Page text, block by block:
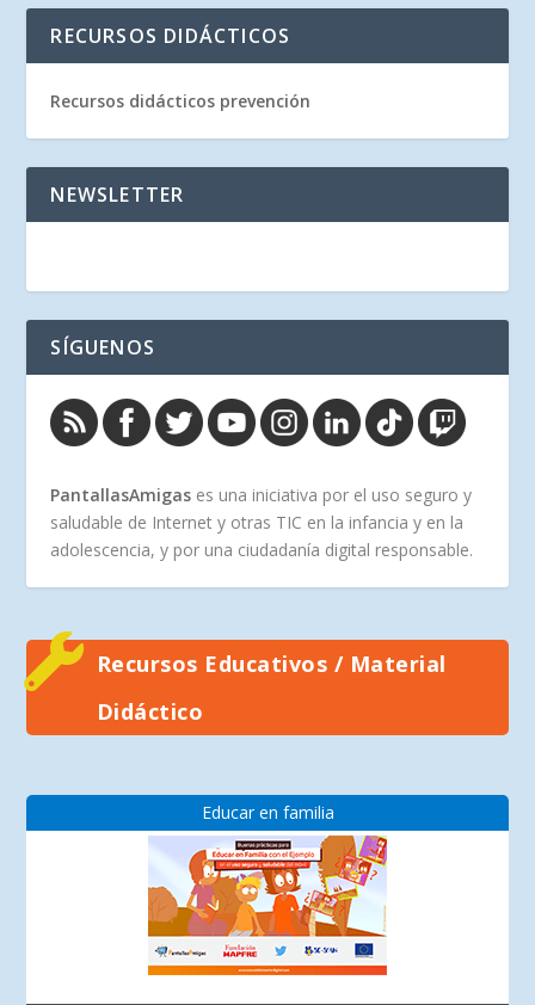
RECURSOS DIDÁCTICOS
Recursos didácticos prevención
NEWSLETTER
SÍGUENOS
PantallasAmigas es una iniciativa por el uso seguro y
saludable de Internet y otras TIC en la infancia y en la
adolescencia, y por una ciudadanía digital responsable.
Recursos Educativos / Material
Didáctico
Educar en familia